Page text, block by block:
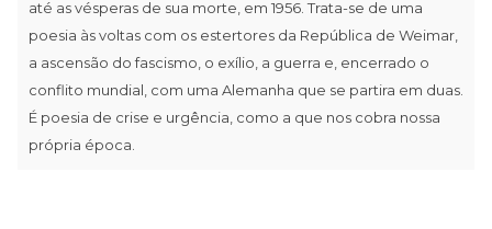
até as vésperas de sua morte, em 1956. Trata-se de uma
poesia às voltas com os estertores da República de Weimar,
a ascensão do fascismo, o exílio, a guerra e, encerrado o
conflito mundial, com uma Alemanha que se partira em duas.
É poesia de crise e urgência, como a que nos cobra nossa
própria época.